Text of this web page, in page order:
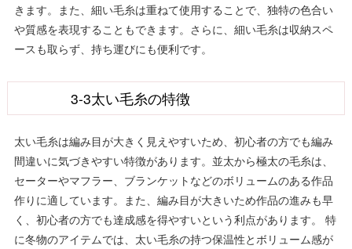
きます。また、細い毛糸は重ねて使用することで、独特の色合い
や質感を表現することもできます。さらに、細い毛糸は収納スペ
ースも取らず、持ち運びにも便利です。
3-3太い毛糸の特徴
太い毛糸は編み目が大きく見えやすいため、初心者の方でも編み
間違いに気づきやすい特徴があります。並太から極太の毛糸は、
セーターやマフラー、ブランケットなどのボリュームのある作品
作りに適しています。また、編み目が大きいため作品の進みも早
く、初心者の方でも達成感を得やすいという利点があります。 特
に冬物のアイテムでは、太い毛糸の持つ保温性とボリューム感が